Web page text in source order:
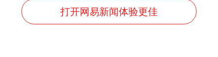
打开网易新闻体验更佳